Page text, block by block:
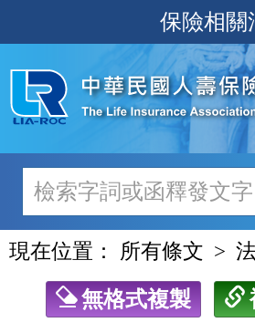
至
主
內
容
保險相關
現在位置： 所有條文
無格式複製